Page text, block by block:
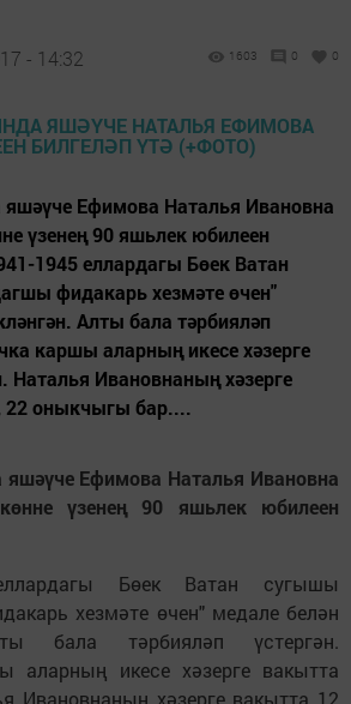
- 14:32 1603 0 0
Ефимова Наталья Ивановна
үзенең 90 яшьлек юбилеен
1945 еллардагы Бөек Ватан
фидакарь хезмәте өчен"
Алты бала тәрбияләп
каршы аларның икесе хәзерге
Наталья Ивановнаның хәзерге
22 оныкчыгы бар....
Ефимова Наталья Ивановна
үзенең 90 яшьлек юбилеен
Бөек Ватан сугышы
хезмәте өчен" медале белән
бала тәрбияләп үстергән.
аларның икесе хәзерге вакытта
Ивановнаның хәзерге вакытта 12